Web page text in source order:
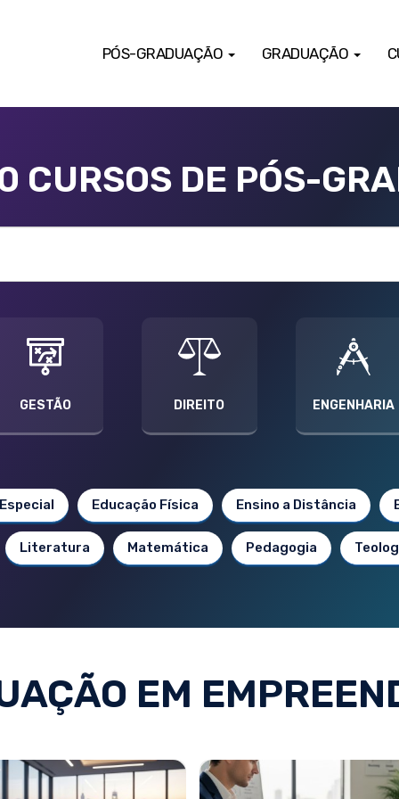
PÓS-GRADUAÇÃO GRADUAÇÃO
CURSOS DE PÓS-
GESTÃO DIREITO ENGENHARIA
Educação Física Ensino a Distância
Literatura Matemática Pedagogia
EM